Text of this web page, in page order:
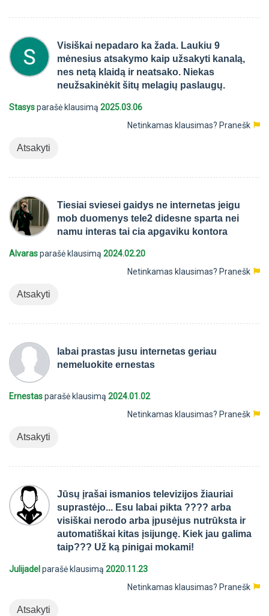
Visiškai nepadaro ka žada. Laukiu 9
mėnesius atsakymo kaip užsakyti kanalą,
nes netą klaidą ir neatsako. Niekas
neužsakinėkit šitų melagių paslaugų.
Stasysparašė klausimą 2025.03.06
Netinkamas klausimas? Pranešk
Atsakyti
Tiesiai sviesei gaidys ne internetas jeigu
mob duomenys tele2 didesne sparta nei
namu interas tai cia apgaviku kontora
Alvarasparašė klausimą 2024.02.20
Netinkamas klausimas? Pranešk
Atsakyti
labai prastas jusu internetas geriau
nemeluokite ernestas
Ernestasparašė klausimą 2024.01.02
Netinkamas klausimas? Pranešk
Atsakyti
Jūsų įrašai ismanios televizijos žiauriai
suprastėjo... Esu labai pikta ???? arba
visiškai nerodo arba įpusėjus nutrūksta ir
automatiškai kitas įsijungę. Kiek jau galima
taip??? Už ką pinigai mokami!
Julijadel parašė klausimą 2020.11.23
Netinkamas klausimas? Pranešk
Atsakyti